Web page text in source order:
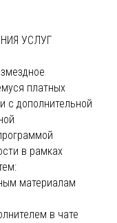
УСЛУГ
платных
с дополнительной
в рамках
материалам
в чате